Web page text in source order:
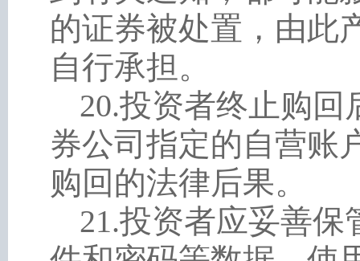
的证券被处置，由此
自行承担。
20.投资者终止购回
券公司指定的自营账
购回的法律后果。
21.投资者应妥善保